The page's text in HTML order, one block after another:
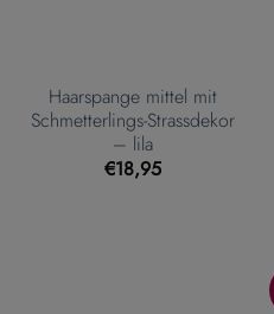
Haarspange mittel mit
Schmetterlings-Strassdekor
– lila
€18,95